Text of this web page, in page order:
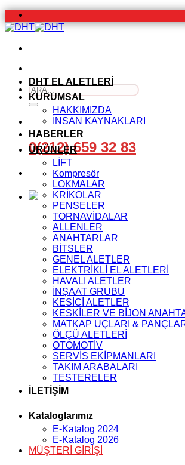
İçeriğe
atla
Ara:
0(212) 659 32 83
DHT EL ALETLERİ
KURUMSAL
HAKKIMIZDA
İNSAN KAYNAKLARI
HABERLER
ÜRÜNLER
LİFT
Kompresör
LOKMALAR
KRİKOLAR
PENSELER
TORNAVİDALAR
ALLENLER
ANAHTARLAR
BİTSLER
GENEL ALETLER
ELEKTRİKLİ EL ALETLERİ
HAVALI ALETLER
İNŞAAT GRUBU
KESİCİ ALETLER
KESKİLER VE BİJON
MATKAP UÇLARI &
ÖLÇÜ ALETLERİ
OTOMOTİV
SERVİS EKİPMANLARI
TAKIM ARABALARI
TESTERELER
İLETİŞİM
Kataloglarımız
E-Katalog 2024
E-Katalog 2026
MÜŞTERİ GİRİŞİ